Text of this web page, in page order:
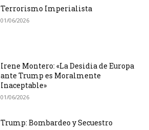
Terrorismo Imperialista
01/06/2026
Irene Montero: «La Desidia de Europa
ante Trump es Moralmente
Inaceptable»
01/06/2026
Trump: Bombardeo y Secuestro